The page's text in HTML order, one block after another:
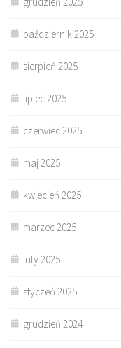
październik 2025
sierpień 2025
lipiec 2025
czerwiec 2025
maj 2025
kwiecień 2025
marzec 2025
luty 2025
styczeń 2025
grudzień 2024